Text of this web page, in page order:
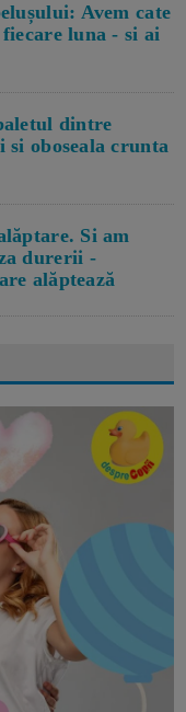
Avem cate
luna - si ai
dintre
si oboseala crunta
Si am
durerii -
alăptează